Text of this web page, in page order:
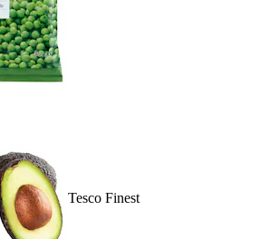
Tesco Finest